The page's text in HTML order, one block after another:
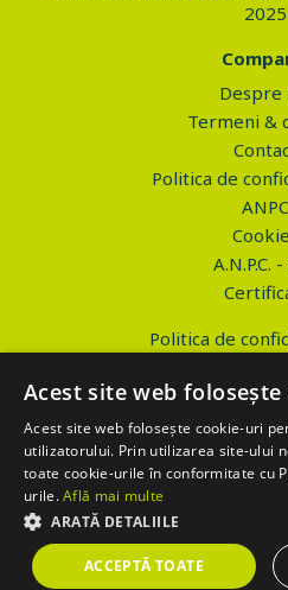
2025
Despre
Termeni &
Politica de
ANPC
A.N.P.C.
Politica de
Copyright ©
$('.btn_gdpr').click(function() { //
values+='action=accept-gdpr';
"https://www.prova.ro/gdpr.php",
Acest site web
Acest site web folosește cookie-uri
utilizatorului. Prin utilizarea site-ului
toate cookie-urile în conformitate cu
urile.Află mai multe
ARATĂ DETALIILE
ACCEPTĂ TOATE